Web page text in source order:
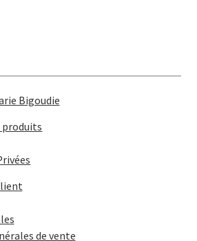
Bigoudie
produits
de vente